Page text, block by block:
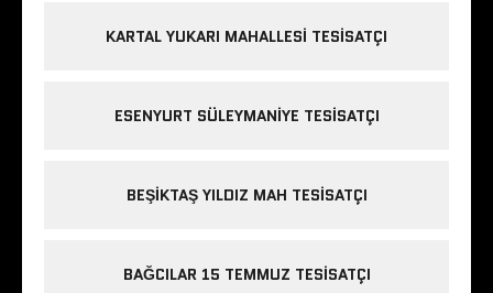
KARTAL YUKARI MAHALLESI TESISATÇI
ESENYURT SÜLEYMANIYE TESISATÇI
BEŞIKTAŞ YILDIZ MAH TESISATÇI
BAĞCILAR 15 TEMMUZ TESISATÇI